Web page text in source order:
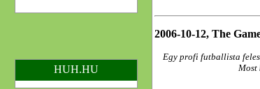
2006-10-12, The
Egy profi futballista
Most
HUH.HU